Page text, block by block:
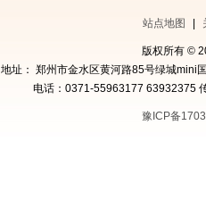
站点地图
版权所有 ©
地址： 郑州市金水区黄河路85号绿城mini
电话：0371-55963177 63932375
豫ICP备